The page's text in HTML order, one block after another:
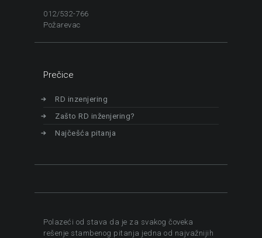
012/532-766
Požarevac
Prečice
RD inzenjering
Zašto RD inženjering?
Najčešća pitanja
Polazeći od stava da je za svakog čoveka
rešenje stambenog pitanja jedna od najvažnijih